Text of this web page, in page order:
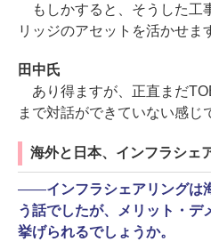
もしかすると、そうした工
リッジのアセットを活かせま
田中氏
あり得ますが、正直まだ
まで対話ができていない感じ
海外と日本、インフラシェ
――インフラシェアリングは
う話でしたが、メリット・デ
挙げられるでしょうか。